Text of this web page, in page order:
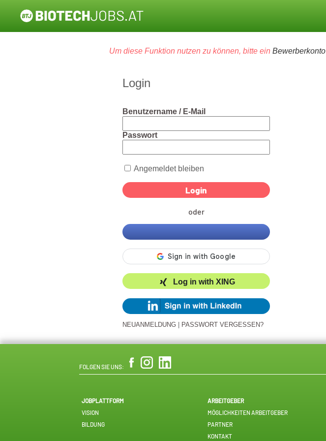
Um diese Funktion nutzen zu können, bitte ein Bewerberkonto
Login
Benutzername / E-Mail
Passwort
Angemeldet bleiben
oder
Log in with XING
NEUANMELDUNG PASSWORT VERGESSEN?
FOLGEN SIE UNS:
JOBPLATTFORM
VISION
BILDUNG
ARBEITGEBER
MÖGLICHKEITEN ARBEITGEBER
PARTNER
KONTAKT